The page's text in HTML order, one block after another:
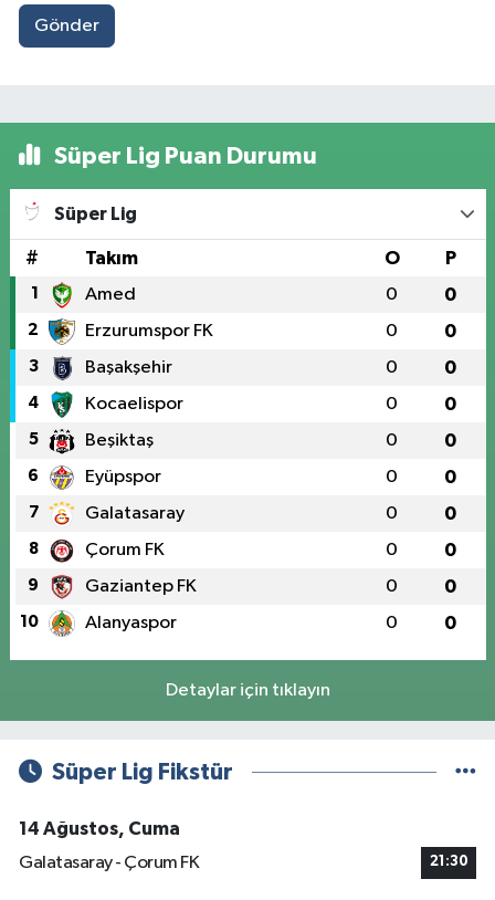
Gönder
Süper Lig Puan Durumu
Süper Lig
# Takım O P
1 Amed 0 0
2 Erzurumspor FK 0 0
3 Başakşehir 0 0
4 Kocaelispor 0 0
5 Beşiktaş 0 0
6 Eyüpspor 0 0
7 Galatasaray 0 0
8 Çorum FK 0 0
9 Gaziantep FK 0 0
10 Alanyaspor 0 0
Detaylar için tıklayın
Süper Lig Fikstür
14 Ağustos, Cuma
Galatasaray - Çorum FK
21:30